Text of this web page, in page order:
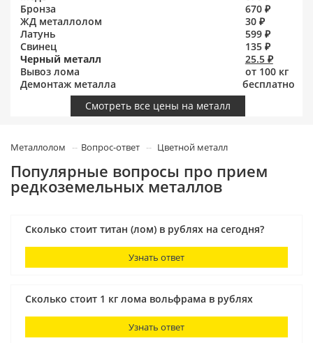
Бронза
670 ₽
ЖД металлолом
30 ₽
Латунь
599 ₽
Свинец
135 ₽
Черный металл
25.5 ₽
Вывоз лома
от 100 кг
Демонтаж металла
бесплатно
Смотреть все цены на металл
Металлолом Вопрос-ответ Цветной металл
Популярные вопросы про прием
редкоземельных металлов
Сколько стоит титан (лом) в рублях на сегодня?
Узнать ответ
Сколько стоит 1 кг лома вольфрама в рублях
Узнать ответ